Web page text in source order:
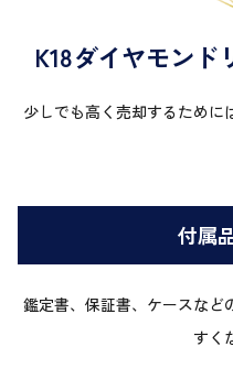
K18ダイヤモンド
少しでも高く売却するために
付属
鑑定書、保証書、ケースなど
すく